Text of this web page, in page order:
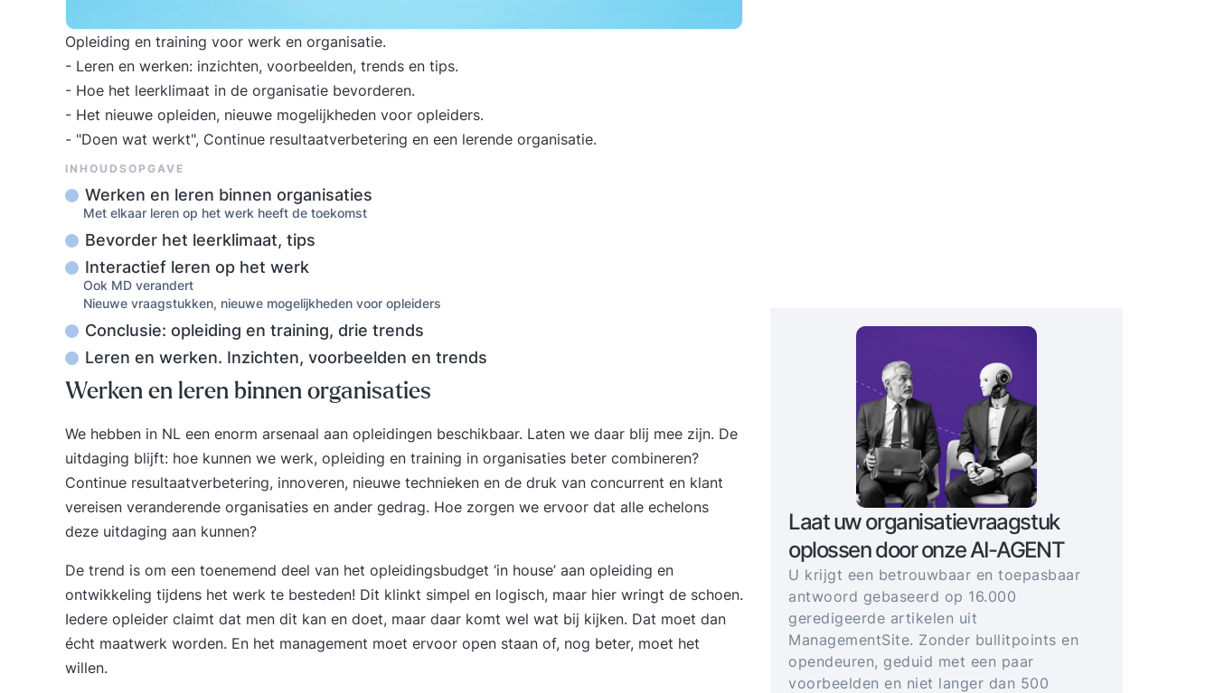
Opleiding en training voor werk en organisatie.
- Leren en werken: inzichten, voorbeelden, trends en tips.
- Hoe het leerklimaat in de organisatie bevorderen.
- Het nieuwe opleiden, nieuwe mogelijkheden voor opleiders.
- "Doen wat werkt", Continue resultaatverbetering en een lerende organisatie.
INHOUDSOPGAVE
Werken en leren binnen organisaties
Met elkaar leren op het werk heeft de toekomst
Bevorder het leerklimaat, tips
Interactief leren op het werk
Ook MD verandert
Nieuwe vraagstukken, nieuwe mogelijkheden voor opleiders
Conclusie: opleiding en training, drie trends
Leren en werken. Inzichten, voorbeelden en trends
Werken en leren binnen organisaties
We hebben in NL een enorm arsenaal aan opleidingen beschikbaar. Laten we daar blij mee zijn. De
uitdaging blijft: hoe kunnen we werk, opleiding en training in organisaties beter combineren?
Continue resultaatverbetering, innoveren, nieuwe technieken en de druk van concurrent en klant
vereisen veranderende organisaties en ander gedrag. Hoe zorgen we ervoor dat alle echelons
deze uitdaging aan kunnen?
De trend is om een toenemend deel van het opleidingsbudget ‘in house’ aan opleiding en
ontwikkeling tijdens het werk te besteden! Dit klinkt simpel en logisch, maar hier wringt de schoen.
Iedere opleider claimt dat men dit kan en doet, maar daar komt wel wat bij kijken. Dat moet dan
écht maatwerk worden. En het management moet ervoor open staan of, nog beter, moet het
willen.
Laat uw organisatievraagstuk
oplossen door onze AI-AGENT
U krijgt een betrouwbaar en toepasbaar
antwoord gebaseerd op 16.000
geredigeerde artikelen uit
ManagementSite. Zonder bullitpoints en
opendeuren, geduid met een paar
voorbeelden en niet langer dan 500